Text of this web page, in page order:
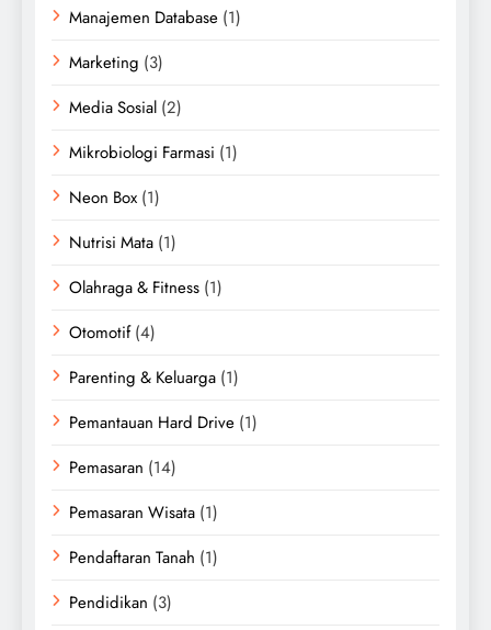
Manajemen Database (1)
Marketing (3)
Media Sosial (2)
Mikrobiologi Farmasi (1)
Neon Box (1)
Nutrisi Mata (1)
Olahraga & Fitness (1)
Otomotif(4)
Parenting & Keluarga (1)
Pemantauan Hard Drive (1)
Pemasaran (14)
Pemasaran Wisata (1)
Pendaftaran Tanah (1)
Pendidikan (3)